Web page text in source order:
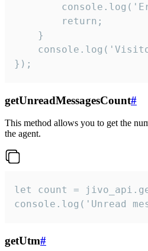
        return;
    }
});
getUnreadMessagesCount#
This method allows you to get the
the agent.
let count =
console.log('Unread
getUtm#